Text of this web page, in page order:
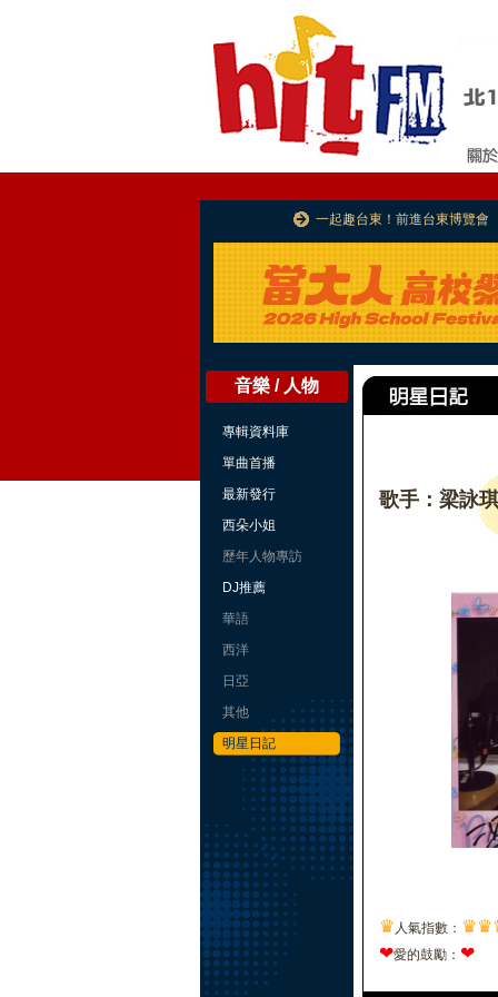
一起趣台東！前進台東博覽會
音樂 / 人物
專輯資料庫
單曲首播
最新發行
西朵小姐
歷年人物專訪
DJ推薦
華語
西洋
日亞
其他
明星日記
歌手：梁詠琪
♛ 人氣指數： ♛♛
❤愛的鼓勵： ❤